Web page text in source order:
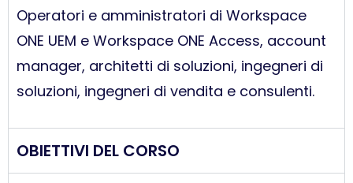
Operatori e amministratori di Workspace
ONE UEM e Workspace ONE Access, account
manager, architetti di soluzioni, ingegneri di
soluzioni, ingegneri di vendita e consulenti.
OBIETTIVI DEL CORSO